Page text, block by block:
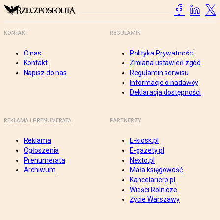
KONTAKT
O nas
Kontakt
Napisz do nas
REGULAMIN
Polityka Prywatności
Zmiana ustawień zgód
Regulamin serwisu
Informacje o nadawcy
Deklaracja dostępności
REKLAMA I PRENUMERATA
Reklama
Ogłoszenia
Prenumerata
Archiwum
PARTNERZY
E-kiosk.pl
E-gazety.pl
Nexto.pl
Mała księgowość
Kancelarierp.pl
Wieści Rolnicze
Życie Warszawy